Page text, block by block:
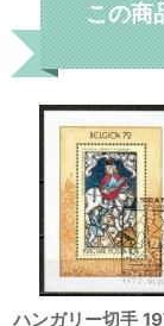
この商
ハンガリー切手